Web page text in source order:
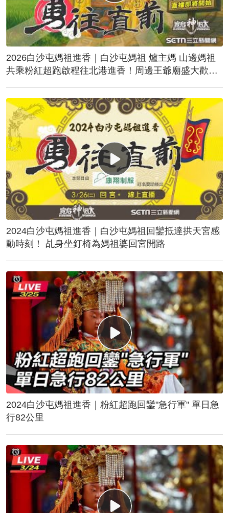
2026白沙屯媽祖進香｜白沙屯媽祖 爐主媽 山邊媽祖
共乘粉紅超跑啟程往北港進香！周邊王爺廟盛大歡
2024白沙屯媽祖進香｜白沙屯媽祖回鑾抵達拱天宮感
動時刻！ 乩身坐釘椅為媽祖婆回宮開路
2024白沙屯媽祖進香｜粉紅超跑回鑾"急行軍" 單日急
行82公里